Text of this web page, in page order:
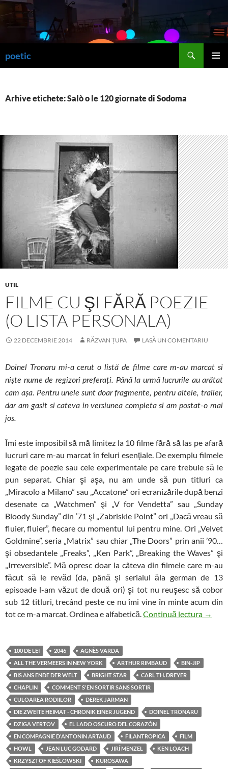
la
poetic
Arhive etichete: Salò o le 120 giornate di Sodoma
UTIL
FILME CU ŞI FĂRĂ POEZIE
(O LISTA PERSONALA)
22 DECEMBRIE 2014 RĂZVAN ȚUPA LASĂ UN COMENTARIU
Doinel Tronaru mi-a cerut o listă de filme care m-au marcat si
nişte nume de regizori preferaţi. Până la urmă lucrurile au arătat
cam aşa. Pentru unele sunt doar fragmente, pentru altele, trailer,
dar am gasit si cateva in versiunea completa si am postat-o mai
jos.
Îmi este imposibil să mă limitez la 10 filme fără să las pe afară
lucruri care m-au marcat în feluri esenţiale. De exemplu filmele
legate de poezie sau cele experimentale pe care trebuie să le
pun separat. Chiar şi aşa, nu am unde să pun titluri ca
„Miracolo a Milano” sau „Accatone” ori ecranizările după benzi
desenate ca „Watchmen” şi „V for Vendetta” sau „Sunday
Bloody Sunday” din ’71 şi „Zabriskie Point” ori „Dacă vreau să
fluier, fluier”, fiecare cu momentul lui pentru mine. Ori „Velvet
Goldmine”, seria „Matrix” sau chiar „The Doors” prin anii ’90…
şi obsedantele „Freaks”, „Ken Park”, „Breaking the Waves” şi
„Irreversible”. Mă opresc doar la câteva din filmele care m-au
făcut să le revăd (da, până şi serialul ăla german de 13
episoade l-am văzut de două ori) şi tot nu reuşesc să cobor
sub 12 titluri, trecând peste ce nu îmi vine în minte acum din
tot ce m-a marcat. Ordinea e alfabetică.Continuă lectura Filme
→
100 DE LEI 2046
AGNÈS VARDA
ALL THE VERMEERS IN NEW YORK
ARTHUR RIMBAUD
BIN-JIP
BIS ANS ENDE DER WELT
BRIGHT STAR
CARL TH. DREYER
CHAPLIN
COMMENT S'EN SORTIR SANS SORTIR
CULOAREA RODIILOR
DEREK JARMAN
DIE ZWEITE HEIMAT - CHRONIK EINER JUGEND
DOINEL TRONARU
DZIGA VERTOV
EL LADO OSCURO DEL CORAZÓN
EN COMPAGNIE D'ANTONIN ARTAUD
FILANTROPICA
FILM
HOWL
JEAN LUC GODARD JIRÍ MENZEL
KEN LOACH
KRZYSZTOF KIEŚLOWSKI
KUROSAWA